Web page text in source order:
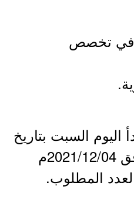
في تخصص
اليوم السبت بتاريخ
1443/04/29هـ الموافق 2021/12/04م
المطلوب.